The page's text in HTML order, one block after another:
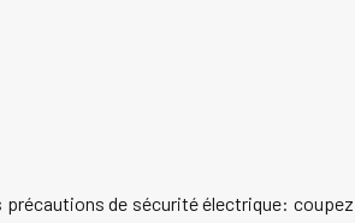
de sécurité électrique: